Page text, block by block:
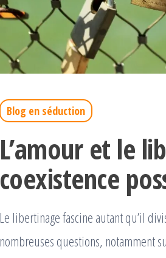
Blog en séduction
L’amour et le
coexistence
Le libertinage fascine autant qu’il
nombreuses questions, notamment